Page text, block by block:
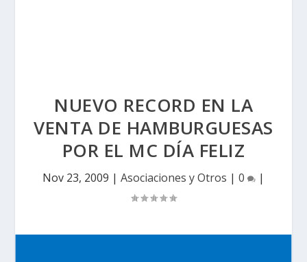
NUEVO RECORD EN LA
VENTA DE HAMBURGUESAS
POR EL MC DÍA FELIZ
Nov 23, 2009 | Asociaciones y Otros | 0 |